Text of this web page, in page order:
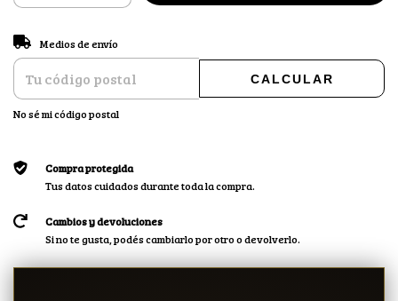
Entregas para el CP:
Medios de envío
CALCULAR
No sé mi código postal
Compra protegida
Tus datos cuidados durante toda la compra.
Cambios y devoluciones
Si no te gusta, podés cambiarlo por otro o devolverlo.